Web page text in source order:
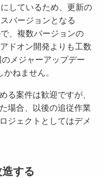
しているため、更新の
バージョンとなる
、複数バージョンの
ドオン開発よりも工数
メジャーアップデー
ねません。
る案件は歓迎ですが、
場合、以後の追従作業
ジェクトとしてはデメ
する